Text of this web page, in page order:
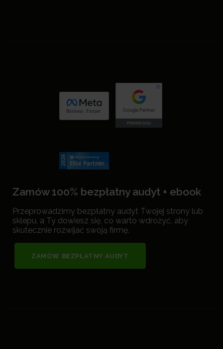
Zamów 100% bezpłatny audyt + ebook
Przeprowadzimy bezpłatny audyt Twojej strony lub
sklepu, a Ty dowiesz się, co warto wdrożyć, aby
skutecznie rozwijać swoją firmę.
ZAMÓW BEZPŁATNY AUDYT